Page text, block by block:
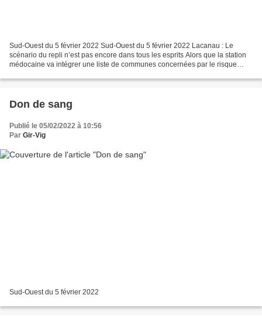
Sud-Ouest du 5 février 2022 Sud-Ouest du 5 février 2022 Lacanau : Le
scénario du repli n’est pas encore dans tous les esprits Alors que la station
médocaine va intégrer une liste de communes concernées par le risque
Don de sang
Publié le 05/02/2022 à 10:56
Par Gir-Vig
Sud-Ouest du 5 février 2022